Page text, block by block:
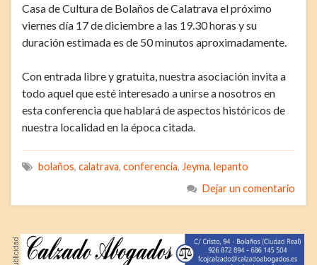
Casa de Cultura de Bolaños de Calatrava el próximo
viernes día 17 de diciembre a las 19.30 horas y su
duración estimada es de 50 minutos aproximadamente.
Con entrada libre y gratuita, nuestra asociación invita a
todo aquel que esté interesado a unirse a nosotros en
esta conferencia que hablará de aspectos históricos de
nuestra localidad en la época citada.
bolaños, calatrava, conferencia, Jeyma, lepanto
Dejar un comentario